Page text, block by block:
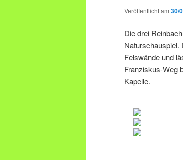
Veröffentlicht am 30/
Die drei
Naturschauspiel.
Felswände und
Franziskus-Weg
Kapelle.